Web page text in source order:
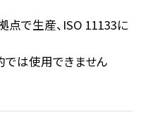
で生産、ISO 11133に
は使用できません